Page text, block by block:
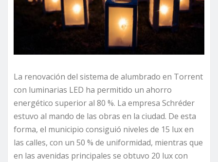
La renovación del sistema de alumbrado en Torrent
con luminarias LED ha permitido un ahorro
energético superior al 80 %. La empresa Schréder
estuvo al mando de las obras en la ciudad. De esta
forma, el municipio consiguió niveles de 15 lux en
las calles, con un 50 % de uniformidad, mientras que
en las avenidas principales se obtuvo 20 lux con